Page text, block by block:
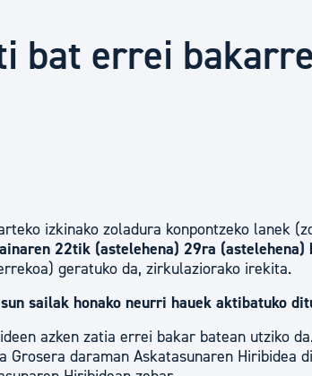
bat errei
izkinako zoladura konpontzeko lanek
22tik (astelehena) 29ra (astelehena)
geratuko da, zirkulaziorako irekita.
sailak honako neurri hauek aktibatuko
azken zatia errei bakar batean utziko
Grosera daraman Askatasunaren Hiribidea